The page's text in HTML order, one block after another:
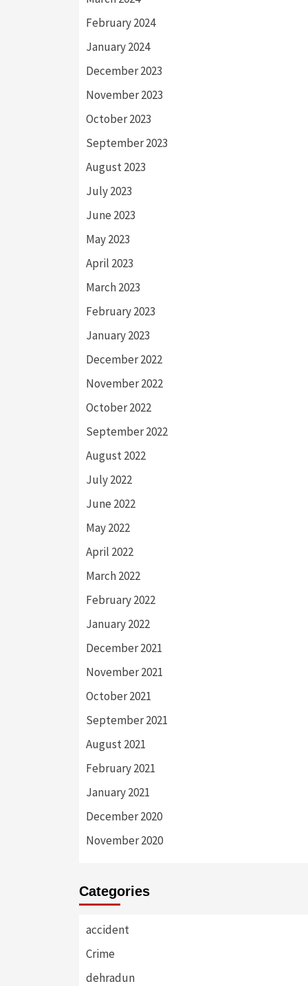
February 2024
January 2024
December 2023
November 2023
October 2023
September 2023
August 2023
July 2023
June 2023
May 2023
April 2023
March 2023
February 2023
January 2023
December 2022
November 2022
October 2022
September 2022
August 2022
July 2022
June 2022
May 2022
April 2022
March 2022
February 2022
January 2022
December 2021
November 2021
October 2021
September 2021
August 2021
February 2021
January 2021
December 2020
November 2020
Categories
accident
Crime
dehradun